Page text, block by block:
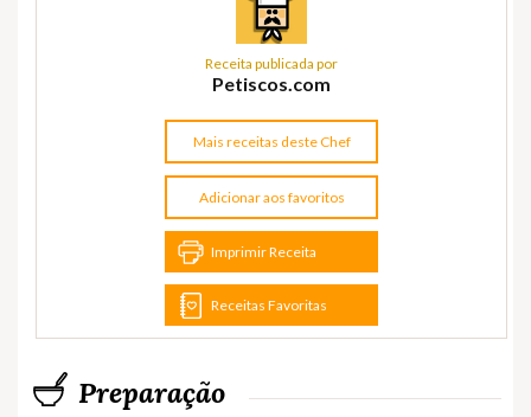
Receita publicada por
Petiscos.com
Mais receitas deste Chef
Adicionar aos favoritos
Imprimir Receita
Receitas Favoritas
Preparação